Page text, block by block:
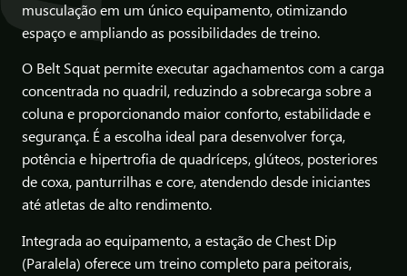
musculação em um único equipamento, otimizando
espaço e ampliando as possibilidades de treino.
O Belt Squat permite executar agachamentos com a carga
concentrada no quadril, reduzindo a sobrecarga sobre a
coluna e proporcionando maior conforto, estabilidade e
segurança. É a escolha ideal para desenvolver força,
potência e hipertrofia de quadríceps, glúteos, posteriores
de coxa, panturrilhas e core, atendendo desde iniciantes
até atletas de alto rendimento.
Integrada ao equipamento, a estação de Chest Dip
(Paralela) oferece um treino completo para peitorais,